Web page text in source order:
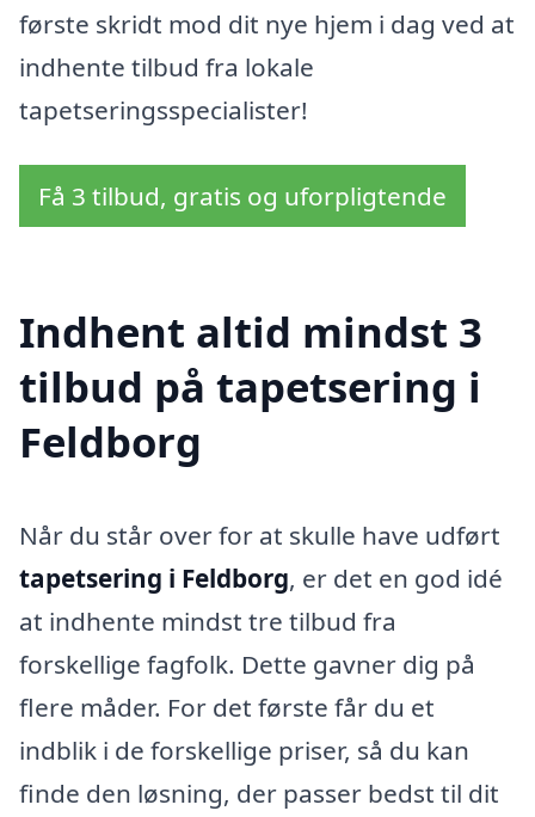
første skridt mod dit nye hjem i dag ved at
indhente tilbud fra lokale
tapetseringsspecialister!
Få 3 tilbud, gratis og uforpligtende
Indhent altid mindst 3
tilbud på tapetsering i
Feldborg
Når du står over for at skulle have udført
tapetsering i Feldborg, er det en god idé
at indhente mindst tre tilbud fra
forskellige fagfolk. Dette gavner dig på
flere måder. For det første får du et
indblik i de forskellige priser, så du kan
finde den løsning, der passer bedst til dit